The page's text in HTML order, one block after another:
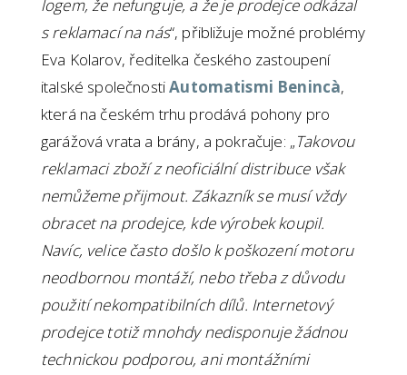
logem, že nefunguje, a že je prodejce odkázal
s reklamací na nás“, přibližuje možné problémy
Eva Kolarov, ředitelka českého zastoupení
italské společnostiAutomatismi Benincà,
která na českém trhu prodává pohony pro
garážová vrata a brány, a pokračuje: „Takovou
reklamaci zboží z neoficiální distribuce však
nemůžeme přijmout. Zákazník se musí vždy
obracet na prodejce, kde výrobek koupil.
Navíc, velice často došlo k poškození motoru
neodbornou montáží, nebo třeba z důvodu
použití nekompatibilních dílů. Internetový
prodejce totiž mnohdy nedisponuje žádnou
technickou podporou, ani montážními